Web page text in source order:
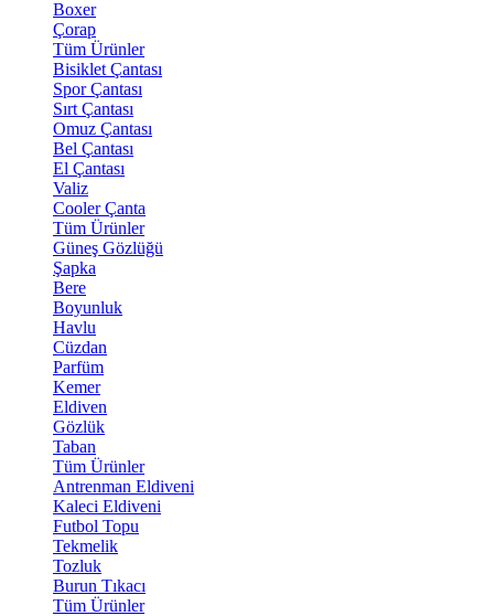
Boxer
Çorap
Tüm Ürünler
Bisiklet Çantası
Spor Çantası
Sırt Çantası
Omuz Çantası
Bel Çantası
El Çantası
Valiz
Cooler Çanta
Tüm Ürünler
Güneş Gözlüğü
Şapka
Bere
Boyunluk
Havlu
Cüzdan
Parfüm
Kemer
Eldiven
Gözlük
Taban
Tüm Ürünler
Antrenman Eldiveni
Kaleci Eldiveni
Futbol Topu
Tekmelik
Tozluk
Burun Tıkacı
Tüm Ürünler